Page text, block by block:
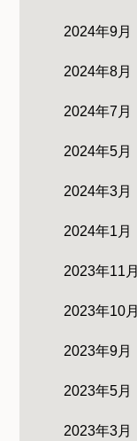
2024年9月
2024年8月
2024年7月
2024年5月
2024年3月
2024年1月
2023年11月
2023年10月
2023年9月
2023年5月
2023年3月